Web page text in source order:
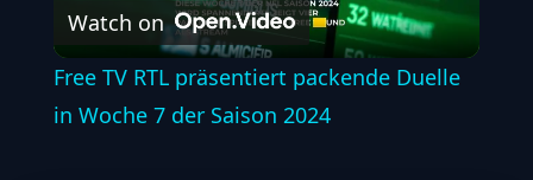
Video
Watch on
Free TV RTL präsentiert packende Duelle
in Woche 7 der Saison 2024